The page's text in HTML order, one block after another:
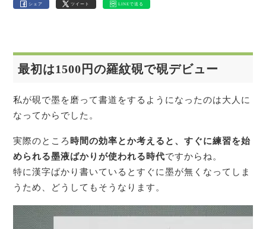
シェア ツイート LINEで送る
最初は1500円の羅紋硯で硯デビュー
私が硯で墨を磨って書道をするようになったのは大人に
なってからでした。
実際のところ 時間の効率とか考えると、すぐに練習を始
められる墨液ばかりが使われる時代ですからね。
特に漢字ばかり書いているとすぐに墨が無くなってしま
うため、どうしてもそうなります。